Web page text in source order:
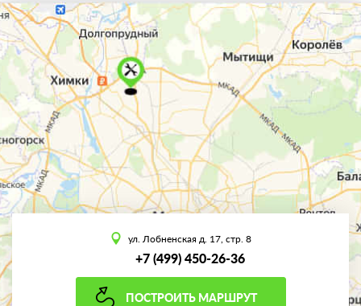
ул. Лобненская д. 17, стр. 8
+7 (499) 450-26-36
ПОСТРОИТЬ МАРШРУТ